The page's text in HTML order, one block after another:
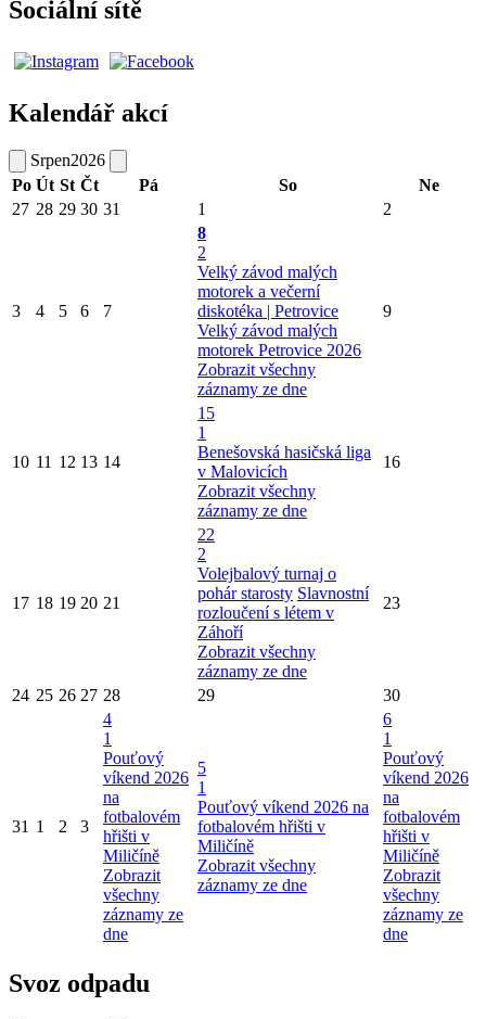
Sociální sítě
Kalendář akcí
Srpen2026
Po Út St Čt Pá So
Ne
27 28 29 30 31 1 2
3 4 5 6 7
8
2
Velký závod malých
motorek a večerní
diskotéka | Petrovice
Velký závod malých
motorek Petrovice 2026
Zobrazit všechny
záznamy ze dne
9
10 11 12 13 14
15
1
Benešovská hasičská liga
v Malovicích
Zobrazit všechny
záznamy ze dne
16
17 18 19 20 21
22
2
Volejbalový turnaj o
pohár starosty Slavnostní
rozloučení s létem v
Záhoří
Zobrazit všechny
záznamy ze dne
23
24 25 26 27 28 29 30
31 1 2 3
4
1
Pouťový
víkend 2026
na
fotbalovém
hřišti v
Miličíně
Zobrazit
všechny
záznamy ze
dne
5
1
Pouťový víkend 2026 na
fotbalovém hřišti v
Miličíně
Zobrazit všechny
záznamy ze dne
6
1
Pouťový
víkend 2026
na
fotbalovém
hřišti v
Miličíně
Zobrazit
všechny
záznamy ze
dne
Svoz odpadu